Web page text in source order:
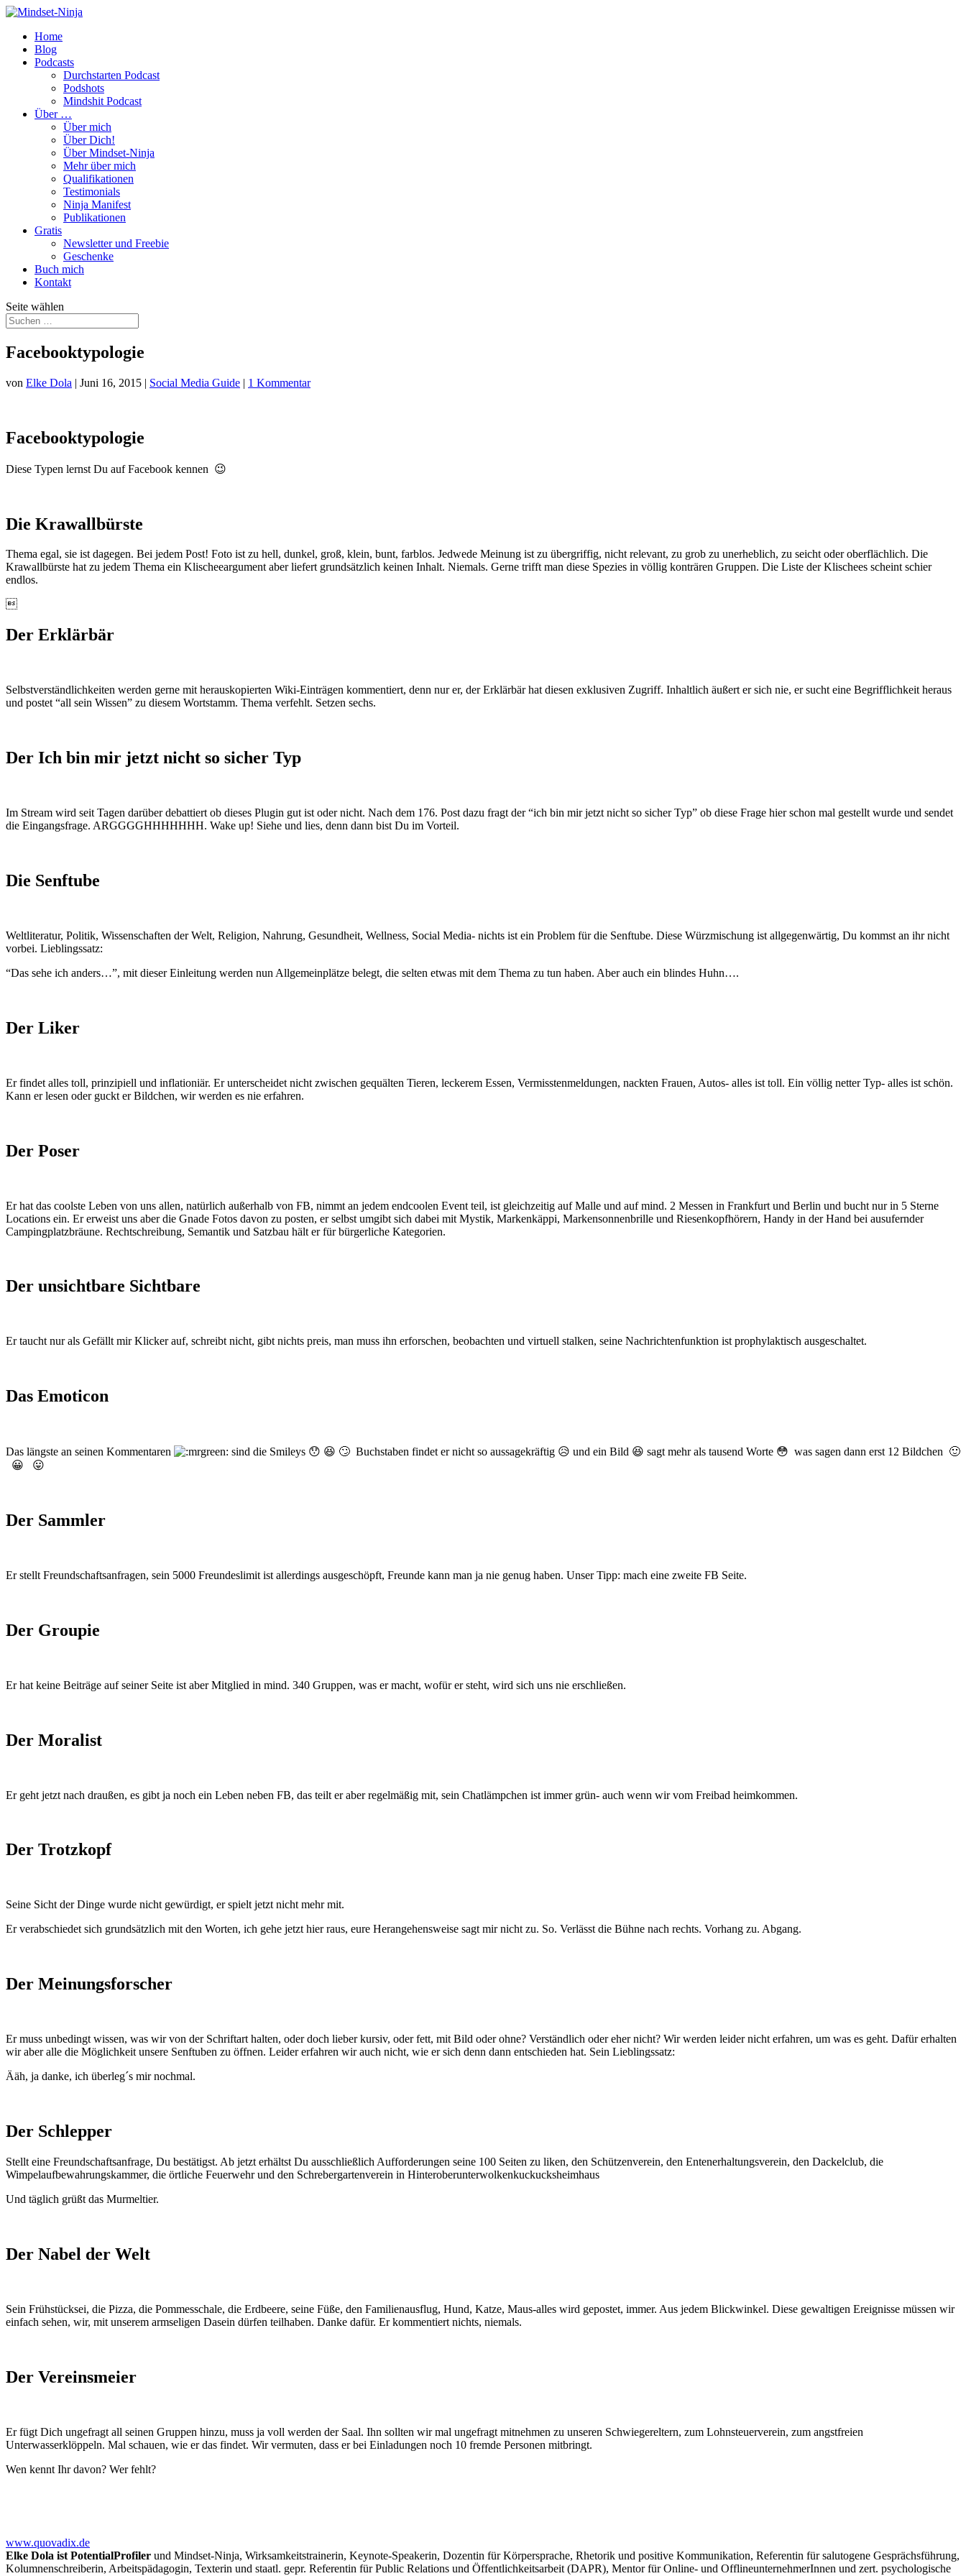
Home
Blog
Podcasts
Durchstarten Podcast
Podshots
Mindshit Podcast
Über …
Über mich
Über Dich!
Über Mindset-Ninja
Mehr über mich
Qualifikationen
Testimonials
Ninja Manifest
Publikationen
Gratis
Newsletter und Freebie
Geschenke
Buch mich
Kontakt
Seite wählen
Facebooktypologie
von Elke Dola | Juni 16, 2015 | Social Media Guide | 1 Kommentar
Facebooktypologie
Diese Typen lernst Du auf Facebook kennen 😉
Die Krawallbürste
Thema egal, sie ist dagegen. Bei jedem Post! Foto ist zu hell, dunkel, groß, klein, bunt, farblos. Jedwede Meinung ist zu übergriffig, nicht relevant, zu grob zu unerheblich, zu seicht oder oberflächlich. Die
Krawallbürste hat zu jedem Thema ein Klischeeargument aber liefert grundsätzlich keinen Inhalt. Niemals. Gerne trifft man diese Spezies in völlig konträren Gruppen. Die Liste der Klischees scheint schier
endlos.

Der Erklärbär
Selbstverständlichkeiten werden gerne mit herauskopierten Wiki-Einträgen kommentiert, denn nur er, der Erklärbär hat diesen exklusiven Zugriff. Inhaltlich äußert er sich nie, er sucht eine Begrifflichkeit heraus
und postet “all sein Wissen” zu diesem Wortstamm. Thema verfehlt. Setzen sechs.
Der Ich bin mir jetzt nicht so sicher Typ
Im Stream wird seit Tagen darüber debattiert ob dieses Plugin gut ist oder nicht. Nach dem 176. Post dazu fragt der “ich bin mir jetzt nicht so sicher Typ” ob diese Frage hier schon mal gestellt wurde und sendet
die Eingangsfrage. ARGGGGHHHHHHH. Wake up! Siehe und lies, denn dann bist Du im Vorteil.
Die Senftube
Weltliteratur, Politik, Wissenschaften der Welt, Religion, Nahrung, Gesundheit, Wellness, Social Media- nichts ist ein Problem für die Senftube. Diese Würzmischung ist allgegenwärtig, Du kommst an ihr nicht
vorbei. Lieblingssatz:
“Das sehe ich anders…”, mit dieser Einleitung werden nun Allgemeinplätze belegt, die selten etwas mit dem Thema zu tun haben. Aber auch ein blindes Huhn….
Der Liker
Er findet alles toll, prinzipiell und inflationiär. Er unterscheidet nicht zwischen gequälten Tieren, leckerem Essen, Vermisstenmeldungen, nackten Frauen, Autos- alles ist toll. Ein völlig netter Typ- alles ist schön.
Kann er lesen oder guckt er Bildchen, wir werden es nie erfahren.
Der Poser
Er hat das coolste Leben von uns allen, natürlich außerhalb von FB, nimmt an jedem endcoolen Event teil, ist gleichzeitig auf Malle und auf mind. 2 Messen in Frankfurt und Berlin und bucht nur in 5 Sterne
Locations ein. Er erweist uns aber die Gnade Fotos davon zu posten, er selbst umgibt sich dabei mit Mystik, Markenkäppi, Markensonnenbrille und Riesenkopfhörern, Handy in der Hand bei ausufernder
Campingplatzbräune. Rechtschreibung, Semantik und Satzbau hält er für bürgerliche Kategorien.
Der unsichtbare Sichtbare
Er taucht nur als Gefällt mir Klicker auf, schreibt nicht, gibt nichts preis, man muss ihn erforschen, beobachten und virtuell stalken, seine Nachrichtenfunktion ist prophylaktisch ausgeschaltet.
Das Emoticon
Das längste an seinen Kommentaren
sind die Smileys 😯 😆 🙄 Buchstaben findet er nicht so aussagekräftig 😥 und ein Bild 😆 sagt mehr als tausend Worte 😳 was sagen dann erst 12 Bildchen 🙂
😀 😛
Der Sammler
Er stellt Freundschaftsanfragen, sein 5000 Freundeslimit ist allerdings ausgeschöpft, Freunde kann man ja nie genug haben. Unser Tipp: mach eine zweite FB Seite.
Der Groupie
Er hat keine Beiträge auf seiner Seite ist aber Mitglied in mind. 340 Gruppen, was er macht, wofür er steht, wird sich uns nie erschließen.
Der Moralist
Er geht jetzt nach draußen, es gibt ja noch ein Leben neben FB, das teilt er aber regelmäßig mit, sein Chatlämpchen ist immer grün- auch wenn wir vom Freibad heimkommen.
Der Trotzkopf
Seine Sicht der Dinge wurde nicht gewürdigt, er spielt jetzt nicht mehr mit.
Er verabschiedet sich grundsätzlich mit den Worten, ich gehe jetzt hier raus, eure Herangehensweise sagt mir nicht zu. So. Verlässt die Bühne nach rechts. Vorhang zu. Abgang.
Der Meinungsforscher
Er muss unbedingt wissen, was wir von der Schriftart halten, oder doch lieber kursiv, oder fett, mit Bild oder ohne? Verständlich oder eher nicht? Wir werden leider nicht erfahren, um was es geht. Dafür erhalten
wir aber alle die Möglichkeit unsere Senftuben zu öffnen. Leider erfahren wir auch nicht, wie er sich denn dann entschieden hat. Sein Lieblingssatz:
Ääh, ja danke, ich überleg´s mir nochmal.
Der Schlepper
Stellt eine Freundschaftsanfrage, Du bestätigst. Ab jetzt erhältst Du ausschließlich Aufforderungen seine 100 Seiten zu liken, den Schützenverein, den Entenerhaltungsverein, den Dackelclub, die
Wimpelaufbewahrungskammer, die örtliche Feuerwehr und den Schrebergartenverein in Hinteroberunterwolkenkuckucksheimhaus
Und täglich grüßt das Murmeltier.
Der Nabel der Welt
Sein Frühstücksei, die Pizza, die Pommesschale, die Erdbeere, seine Füße, den Familienausflug, Hund, Katze, Maus-alles wird gepostet, immer. Aus jedem Blickwinkel. Diese gewaltigen Ereignisse müssen wir
einfach sehen, wir, mit unserem armseligen Dasein dürfen teilhaben. Danke dafür. Er kommentiert nichts, niemals.
Der Vereinsmeier
Er fügt Dich ungefragt all seinen Gruppen hinzu, muss ja voll werden der Saal. Ihn sollten wir mal ungefragt mitnehmen zu unseren Schwiegereltern, zum Lohnsteuerverein, zum angstfreien
Unterwasserklöppeln. Mal schauen, wie er das findet. Wir vermuten, dass er bei Einladungen noch 10 fremde Personen mitbringt.
Wen kennt Ihr davon? Wer fehlt?
www.quovadix.de
Elke Dola ist PotentialProfiler und Mindset-Ninja, Wirksamkeitstrainerin, Keynote-Speakerin, Dozentin für Körpersprache, Rhetorik und positive Kommunikation, Referentin für salutogene Gesprächsführung,
Kolumnenschreiberin, Arbeitspädagogin, Texterin und staatl. gepr. Referentin für Public Relations und Öffentlichkeitsarbeit (DAPR), Mentor für Online- und OfflineunternehmerInnen und zert. psychologische